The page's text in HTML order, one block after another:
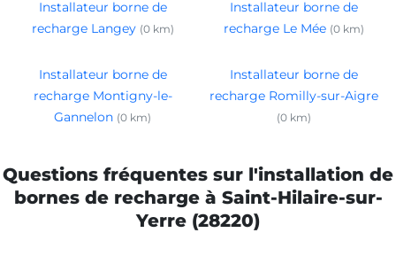
Installateur borne de
recharge Langey (0 km)
Installateur borne de
recharge Le Mée (0 km)
Installateur borne de
recharge Montigny-le-
Gannelon (0 km)
Installateur borne de
recharge Romilly-sur-Aigre
(0 km)
Questions fréquentes sur l'installation de
bornes de recharge à Saint-Hilaire-sur-
Yerre (28220)